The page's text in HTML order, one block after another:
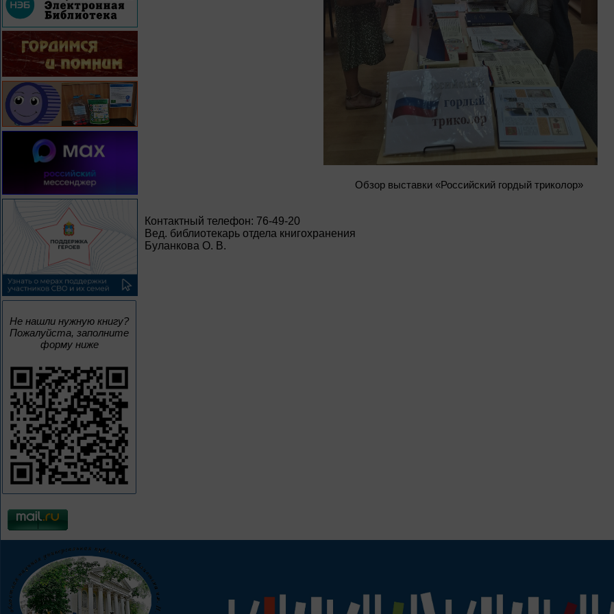
Не нашли нужную книгу?
Пожалуйста, заполните
форму ниже
Обзор выставки «Российский гордый триколор»
Контактный телефон: 76-49-20
Вед. библиотекарь отдела книгохранения
Буланкова О. В.